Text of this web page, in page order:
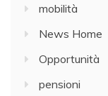
mobilità
News Home
Opportunità
pensioni